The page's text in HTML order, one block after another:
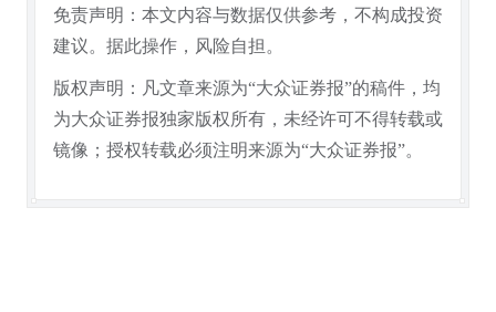
免责声明：本文内容与数据仅供参考，不构成投资
建议。据此操作，风险自担。
版权声明：凡文章来源为“大众证券报”的稿件，均
为大众证券报独家版权所有，未经许可不得转载或
镜像；授权转载必须注明来源为“大众证券报”。